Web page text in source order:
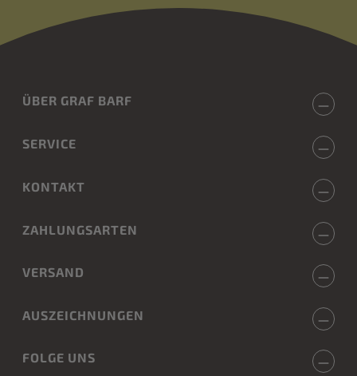
ÜBER GRAF BARF
SERVICE
KONTAKT
ZAHLUNGSARTEN
VERSAND
AUSZEICHNUNGEN
FOLGE UNS